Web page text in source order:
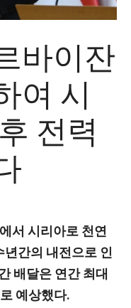
바이잔
여 시
전력
서 시리아로 천연
간의 내전으로 인
배달은 연간 최대
예상했다.